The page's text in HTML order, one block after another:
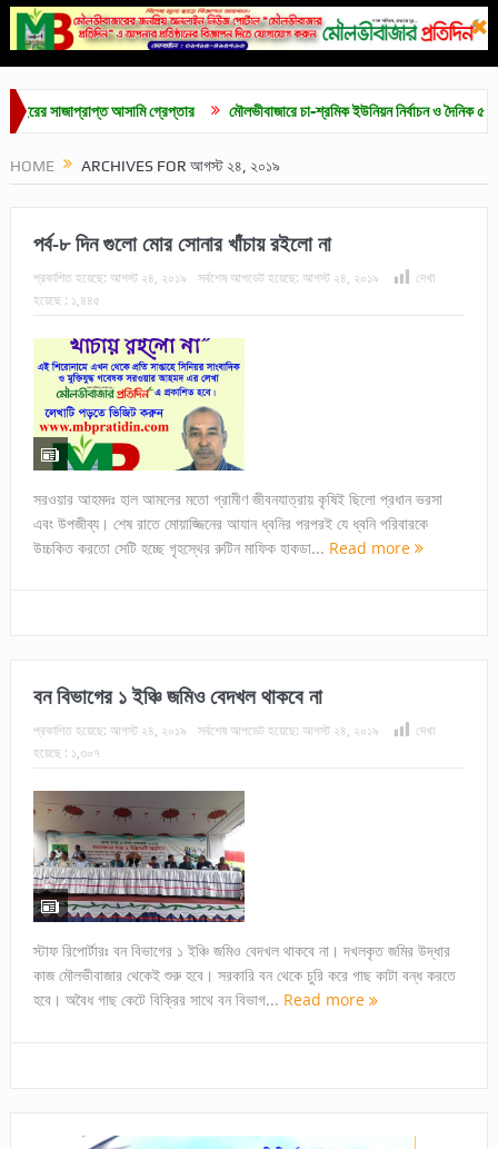
আসামি গ্রেপ্তার মৌলভীবাজারে চা-শ্রমিক ইউনিয়ন নির্বাচন ও দৈনিক ৫০০ টাকা
HOME ARCHIVES FOR আগস্ট ২৪, ২০১৯
পর্ব-৮ দিন গুলো মোর সোনার খাঁচায় রইলো না
প্রকাশিত হয়েছে: আগস্ট ২৪, ২০১৯ সর্বশেষ আপডেট হয়েছে: আগস্ট ২৪, ২০১৯
দেখা
হয়েছে : ১,৪৪৫
সরওয়ার আহমদঃ হাল আমলের মতো গ্রামীণ জীবনযাত্রায় কৃষিই ছিলো প্রধান ভরসা
এবং উপজীব্য। শেষ রাতে মোয়াজ্জিনের আযান ধ্বনির পরপরই যে ধ্বনি পরিবারকে
উচ্চকিত করতো সেটি হচ্ছে গৃহস্থের রুটিন মাফিক হাকডা... Read more
বন বিভাগের ১ ইঞ্চি জমিও বেদখল থাকবে না
প্রকাশিত হয়েছে: আগস্ট ২৪, ২০১৯ সর্বশেষ আপডেট হয়েছে: আগস্ট ২৪, ২০১৯
দেখা
হয়েছে : ১,৩০৭
স্টাফ রিপোর্টারঃ বন বিভাগের ১ ইঞ্চি জমিও বেদখল থাকবে না। দখলকৃত জমির উদ্ধার
কাজ মৌলভীবাজার থেকেই শুরু হবে। সরকারি বন থেকে চুরি করে গাছ কাটা বন্ধ করতে
হবে। অবৈধ গাছ কেটে বিক্রির সাথে বন বিভাগ... Read more